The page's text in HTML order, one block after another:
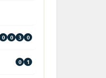
0 0 3 0
0 1